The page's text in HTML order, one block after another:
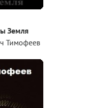
Земля
Тимофеев